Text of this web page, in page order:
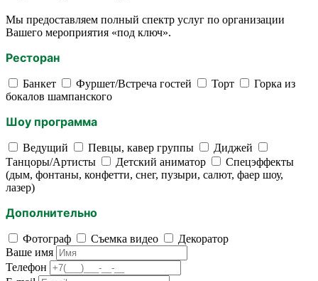
Мы предоставляем полный спектр услуг по организации
Вашего мероприятия «под ключ».
Ресторан
Банкет Фуршет/Встреча гостей Торт
Горка из
бокалов шампанского
Шоу программа
Ведущий Певцы, кавер группы
Диджей
Танцоры/Артисты
Детский аниматор
Спецэффекты
(дым, фонтаны, конфетти, снег, пузыри, салют, фаер шоу,
лазер)
Дополнительно
Фотограф Съемка видео
Декоратор
Ваше имя
Телефон